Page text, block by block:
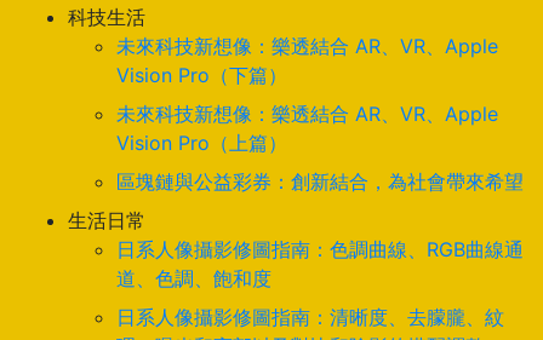
科技生活
未來科技新想像：樂透結合 AR、VR、Apple
Vision Pro（下篇）
未來科技新想像：樂透結合 AR、VR、Apple
Vision Pro（上篇）
區塊鏈與公益彩券：創新結合，為社會帶來希望
生活日常
日系人像攝影修圖指南：色調曲線、RGB曲線通
道、色調、飽和度
日系人像攝影修圖指南：清晰度、去朦朧、紋